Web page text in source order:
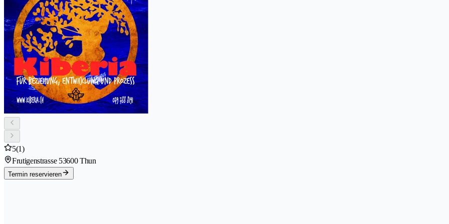
5(1)
Frutigenstrasse 53600 Thun
Termin reservieren